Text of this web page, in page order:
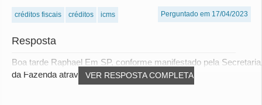
créditos fiscais créditos icms Perguntado em 17/04/2023
Resposta
VER RESPOSTA COMPLETA
Boa tarde Raphael Em SP, conforme manifestado pela Secretaria
da Fazenda através da Resposta à Consu...